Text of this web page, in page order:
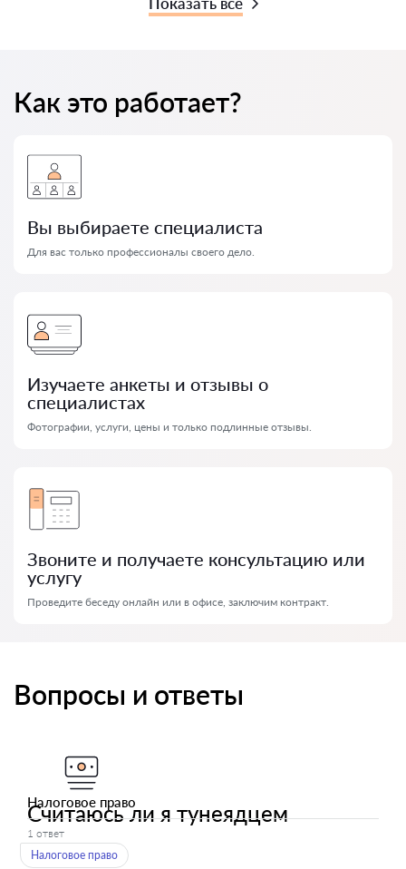
Как это работает?
Вы выбираете специалиста
Для вас только профессионалы своего дело.
Изучаете анкеты и отзывы о
специалистах
Фотографии, услуги, цены и только подлинные отзывы.
Звоните и получаете консультацию или
услугу
Проведите беседу онлайн или в офисе, заключим контракт.
Вопросы и ответы
Налоговое право
Считаюсь ли я тунеядцем
1 ответ
Налоговое право